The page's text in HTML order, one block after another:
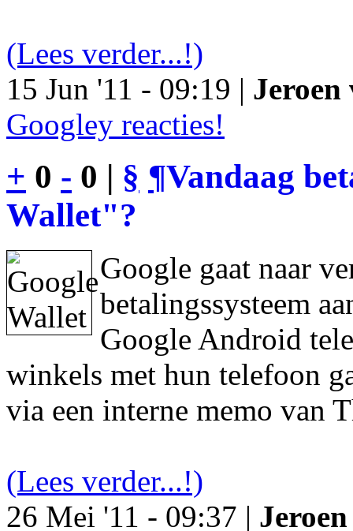
(Lees verder...!)
15 Jun '11 - 09:19 | Jeroen
Googley reacties!
+ 0 - 0 | § ¶Vandaag
Wallet"?
Google gaat naar
betalingssysteem
Google Android
winkels met hun telefoon
via een interne memo van
(Lees verder...!)
26 Mei '11 - 09:37 |